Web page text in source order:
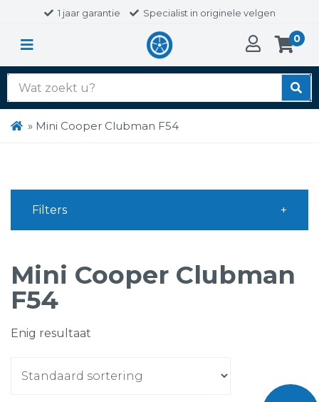
1 jaar garantie Specialist in originele velgen
0
Zoek
naar:
» Mini Cooper Clubman F54
Mini Cooper Clubman
F54
Enig resultaat
Filters